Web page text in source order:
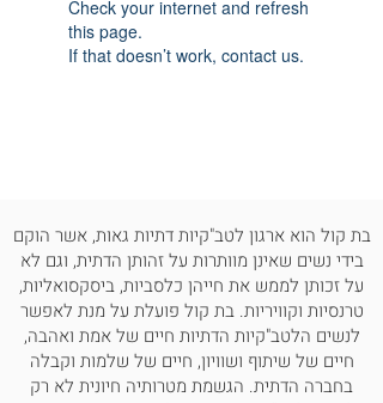
Check your internet and refresh
this page.
If that doesn’t work, contact us.
בת קול הוא ארגון לטב"קיות דתיות גאות, אשר הוקם
בידי נשים שאינן מוותרות על זהותן הדתית, וגם לא
על זכותן לממש את חייהן כלסביות, ביסקסואליות,
טרנסיות וקוויריות. בת קול פועלת על מנת לאפשר
לנשים הלטב"קיות הדתיות חיים של אמת ואהבה,
חיים של שיתוף ושוויון, חיים של שלמות וקבלה
בחברה הדתית. הגשמת מטרותיה חיונית לא רק